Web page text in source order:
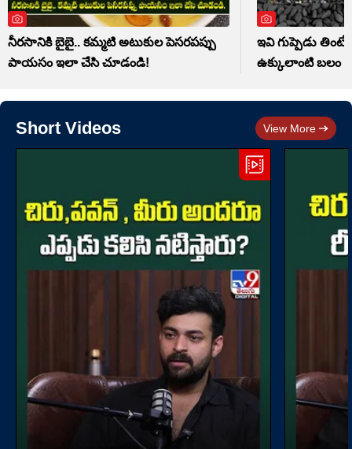
నీరసానికి బైబై.. కమ్మటి అటుకుల పెసరపప్పు
పాయసం ఇలా చేసి చూడండి!
ఇవి గుప్పెడు తింటే
ఉక్కులాంటి బలం
Short Videos View More